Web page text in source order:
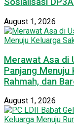
August 1, 2026
Merawat Asa di
Panjang Menuju
Rahmah, dan
August 1, 2026